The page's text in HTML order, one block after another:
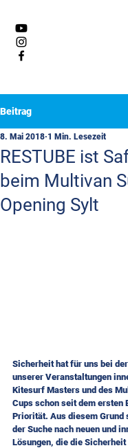
Beitrag
RESTUBE ist
beim Multivan
Opening Sylt
8. Mai 2018 1 Min. Lesezeit
Sicherheit hat für uns bei
unserer Veranstaltungen
Kitesurf Masters und des
Cups schon seit dem ersten
Priorität. Aus diesem Grund
der Suche nach neuen und
Lösungen, die die